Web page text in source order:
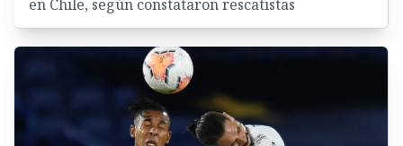
en Chile, según constataron rescatistas